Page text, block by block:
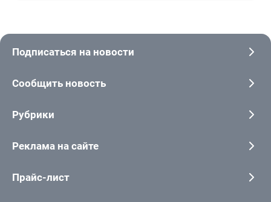
Подписаться на новости
Сообщить новость
Рубрики
Реклама на сайте
Прайс-лист